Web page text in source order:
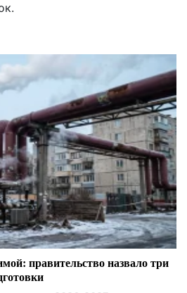
правительство назвало три